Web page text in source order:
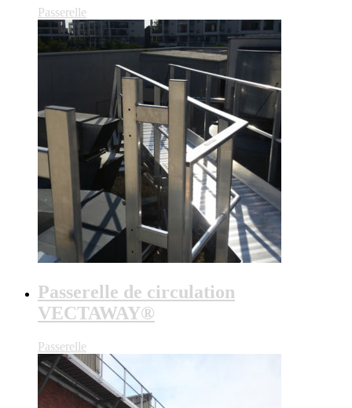
Passerelle
Passerelle de circulation
VECTAWAY®
Passerelle